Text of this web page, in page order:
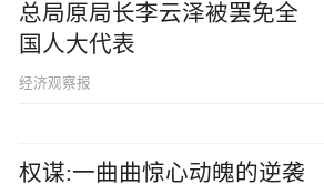
总局原局长李云泽被罢免全
国人大代表
经济观察报
权谋:一曲曲惊心动魄的逆袭